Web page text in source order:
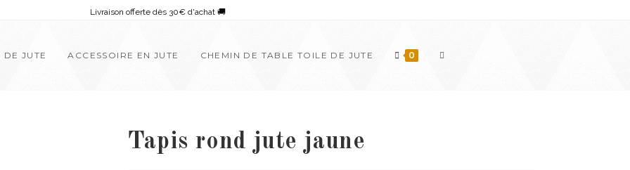
Livraison offerte dès 30€ d'achat 🚚
DE JUTE ACCESSOIRE EN JUTE CHEMIN DE TABLE TOILE DE JUTE 0 TOGGLE
Tapis rond jute jaune